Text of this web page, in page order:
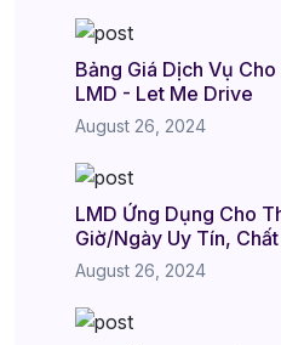
Bảng Giá Dịch Vụ
LMD - Let Me Drive
August 26, 2024
LMD Ứng Dụng Cho
Giờ/Ngày Uy Tín,
August 26, 2024